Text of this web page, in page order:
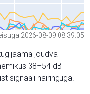
2026-08-09 08:39:05
jõudva
38–54 dB
signaali häiringuga.